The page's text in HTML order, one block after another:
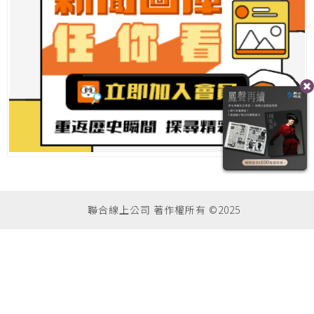
聯合線上公司 著作權所有 ©2025